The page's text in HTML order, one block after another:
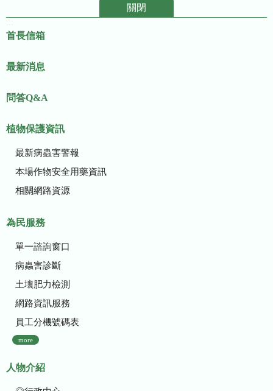
關閉
首長信箱
最新消息
問答Q&A
植物保護資訊
最新病蟲害警報
本場作物安全用藥資訊
相關網路資源
為民服務
單一諮詢窗口
病蟲害診斷
土壤肥力檢測
網路資訊服務
員工分機號碼表
more
人物介紹